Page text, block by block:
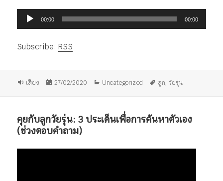
เสียง
00:00 00:00
Subscribe: RSS
รูป
เสียง
เขียน
27/02/2020
หมวด
Uncategorized
ป้าย
ลูก,วัยรุ่น
คุยกับลูกวัยรุ่น: 3 ประเด็นเพื่อการค้นหาตัวเอง
(ช่วงตอบคำถาม)